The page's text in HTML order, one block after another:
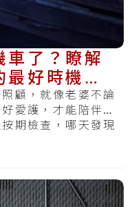
車了？瞭解
好時機，
顧，就像老婆不論
愛護，才能陪伴你
期檢查，哪天發現